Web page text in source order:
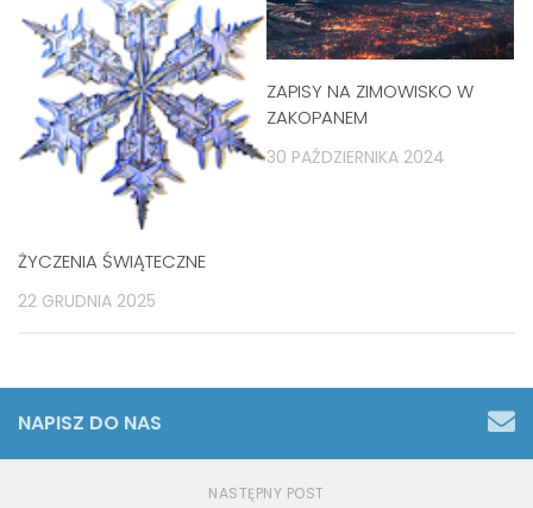
ŻYCZENIA ŚWIĄTECZNE
22 GRUDNIA 2025
ZAPISY NA ZIMOWISKO W
ZAKOPANEM
30 PAŹDZIERNIKA 2024
NAPISZ DO NAS
NASTĘPNY POST